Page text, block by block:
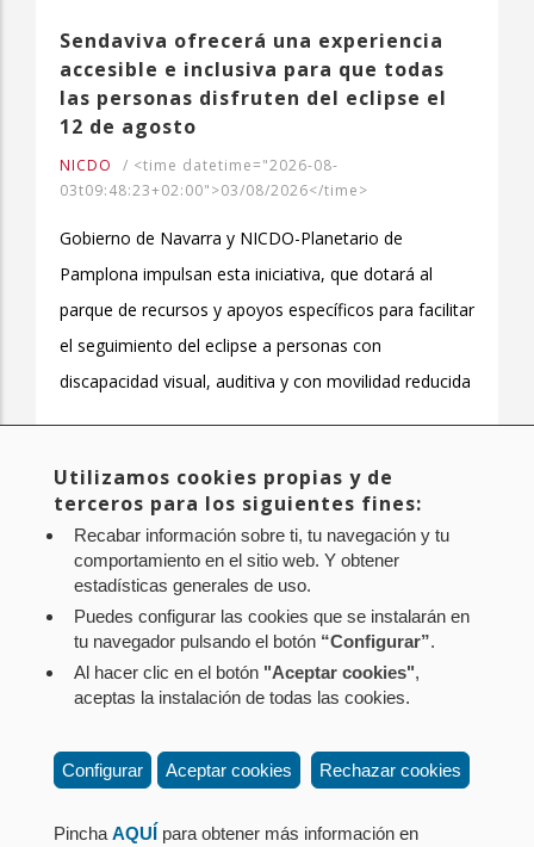
Sendaviva ofrecerá una experiencia
accesible e inclusiva para que todas
las personas disfruten del eclipse el
12 de agosto
NICDO / <time datetime="2026-08-
03t09:48:23+02:00">03/08/2026</time>
Gobierno de Navarra y NICDO-Planetario de
Pamplona impulsan esta iniciativa, que dotará al
parque de recursos y apoyos específicos para facilitar
el seguimiento del eclipse a personas con
discapacidad visual, auditiva y con movilidad reducida
Paginación
Página
actual
1 Page
2 Page
3 Page
4 Page
5 Page
6 Page
7
Siguiente
página
Siguiente >
Última
página
Último »
Aviso legal Política de privacidad
Política de cookies
Contacto: Paseo de Sarasate nº 38, 2º Dcha - 31001
Pamplona (Navarra) Tel.: 848 42 08 72
corporacion@cpen.es
Utilizamos cookies propias y de
terceros para los siguientes fines:
Recabar información sobre ti, tu navegación y tu
comportamiento en el sitio web. Y obtener
estadísticas generales de uso.
Puedes configurar las cookies que se instalarán en
tu navegador pulsando el botón “Configurar”.
Al hacer clic en el botón "Aceptar cookies",
aceptas la instalación de todas las cookies.
Configurar Aceptar cookies Rechazar cookies
Pincha AQUÍ para obtener más información en